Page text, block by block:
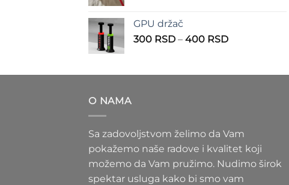
do
GPU držač
300 RSD – 400 RSDRaspon
300 RSD
O NAMA
Sa zadovoljstvom želimo da Vam
pokažemo naše radove i kvalitet koji
možemo da Vam pružimo. Nudimo širok
spektar usluga kako bi smo vam